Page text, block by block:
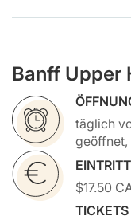
Banff Upper
täglich
geöffnet,
EINTRITT
$17.50
TICKETS